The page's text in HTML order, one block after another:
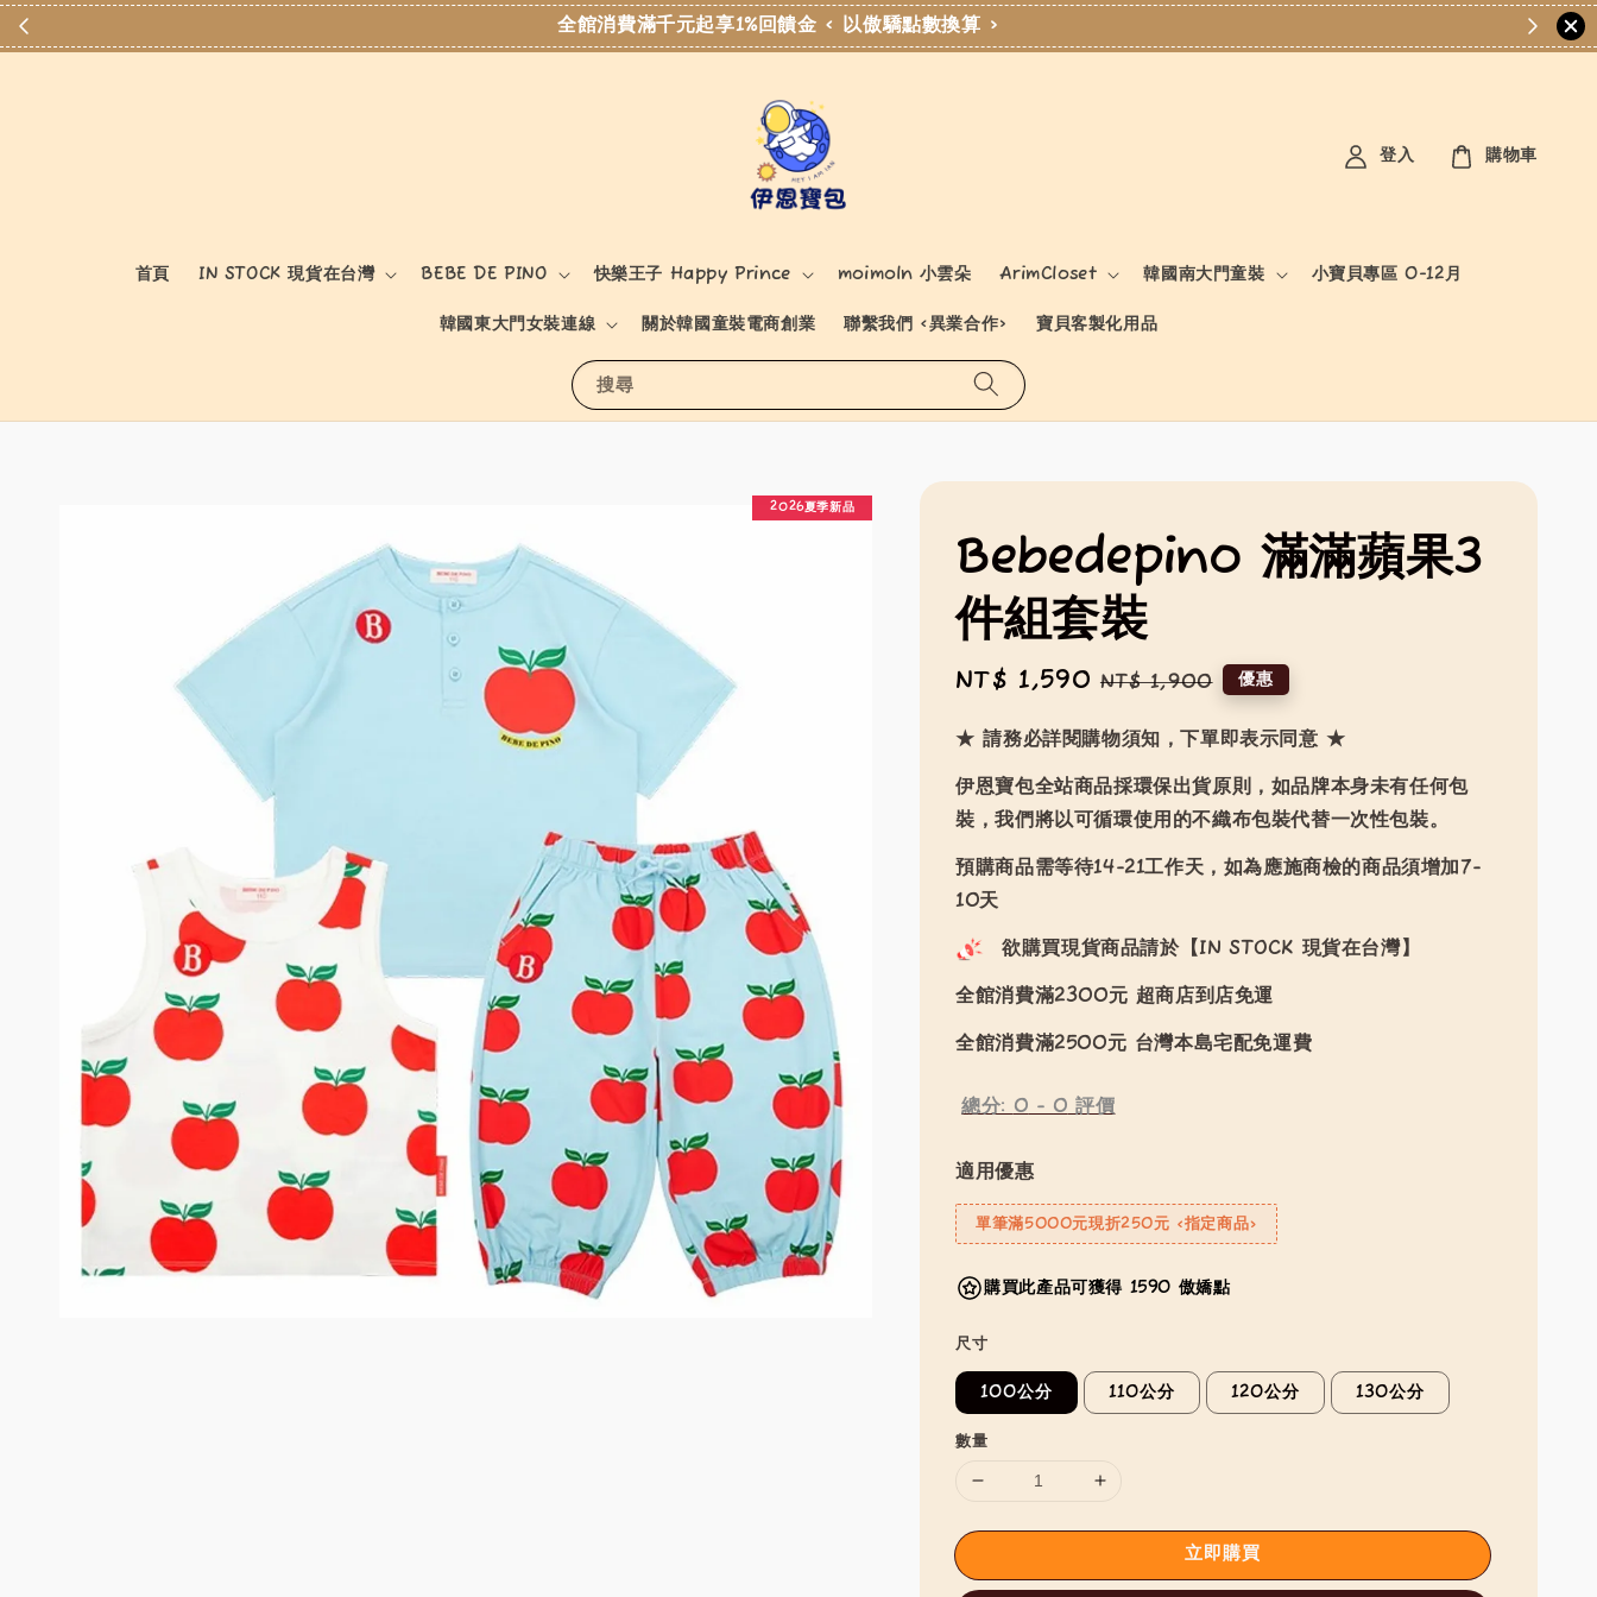
全館消費滿千元起享1%回饋金 < 以傲驕點數換算 >
搜尋
首頁 IN STOCK 現貨在台灣 BEBE DE PINO 快樂王子 Happy Prince moimoln 小雲朵 ArimCloset 韓國南大門童裝 小寶貝專區 0-12月
韓國東大門女裝連線 關於韓國童裝電商創業 聯繫我們 <異業合作> 寶貝客製化用品
登入 購物車
2026夏季新品
Bebedepino 滿滿蘋果3
件組套裝
Sale
NT$ 1,590 Regular
NT$ 1,900 優惠
★ 請務必詳閱購物須知，下單即表示同意 ★
伊恩寶包全站商品採環保出貨原則，如品牌本身未有任何包
裝，我們將以可循環使用的不織布包裝代替一次性包裝。
預購商品需等待14-21工作天，如為應施商檢的商品須增加7-
10天
欲購買現貨商品請於【IN STOCK 現貨在台灣】
全館消費滿2300元 超商店到店免運
全館消費滿2500元 台灣本島宅配免運費
總分: 0 - 0 評價
適用優惠
單筆滿5000元現折250元 <指定商品>
購買此產品可獲得 1590 傲嬌點
尺寸
100公分 110公分 120公分 130公分
數量
立即購買